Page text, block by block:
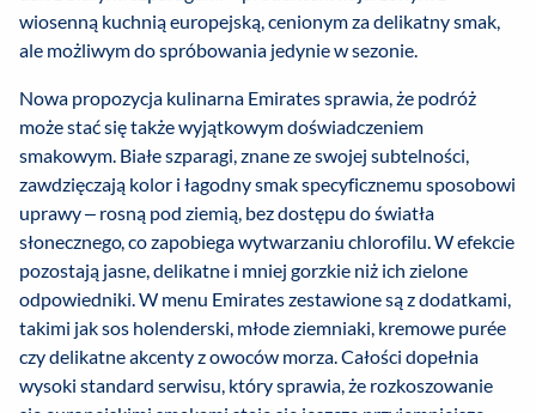
wiosenną kuchnią europejską, cenionym za delikatny smak,
ale możliwym do spróbowania jedynie w sezonie.
Nowa propozycja kulinarna Emirates sprawia, że podróż
może stać się także wyjątkowym doświadczeniem
smakowym. Białe szparagi, znane ze swojej subtelności,
zawdzięczają kolor i łagodny smak specyficznemu sposobowi
uprawy – rosną pod ziemią, bez dostępu do światła
słonecznego, co zapobiega wytwarzaniu chlorofilu. W efekcie
pozostają jasne, delikatne i mniej gorzkie niż ich zielone
odpowiedniki. W menu Emirates zestawione są z dodatkami,
takimi jak sos holenderski, młode ziemniaki, kremowe purée
czy delikatne akcenty z owoców morza. Całości dopełnia
wysoki standard serwisu, który sprawia, że rozkoszowanie